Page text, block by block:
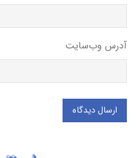
آدرس وب‌سایت
ارسال دیدگاه